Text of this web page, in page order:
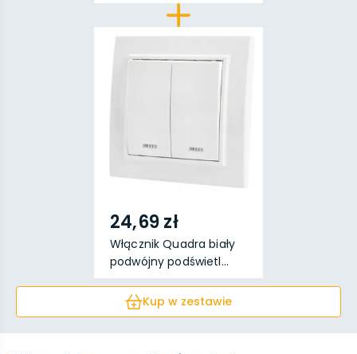
24,69 zł
Włącznik Quadra biały
podwójny podświetl...
Kup w zestawie